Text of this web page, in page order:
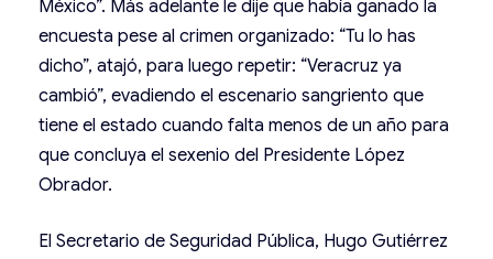
México”. Más adelante le dije que había ganado la
encuesta pese al crimen organizado: “Tu lo has
dicho”, atajó, para luego repetir: “Veracruz ya
cambió”, evadiendo el escenario sangriento que
tiene el estado cuando falta menos de un año para
que concluya el sexenio del Presidente López
Obrador.
El Secretario de Seguridad Pública, Hugo Gutiérrez